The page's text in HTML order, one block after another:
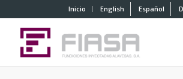
Inicio English Español